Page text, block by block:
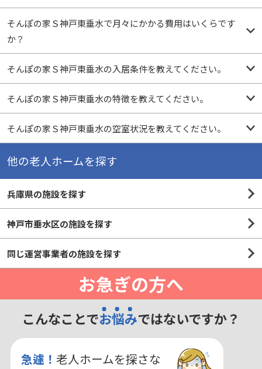
そんぽの家Ｓ神戸東垂水で月々にかかる費用はいくらです
か？
そんぽの家Ｓ神戸東垂水の入居条件を教えてください。
そんぽの家Ｓ神戸東垂水の特徴を教えてください。
そんぽの家Ｓ神戸東垂水の空室状況を教えてください。
他の老人ホームを探す
兵庫県の施設を探す
神戸市垂水区の施設を探す
同じ運営事業者の施設を探す
お急ぎの方へ
こんなことでお悩みではないですか？
急遽！ 老人ホームを探さな